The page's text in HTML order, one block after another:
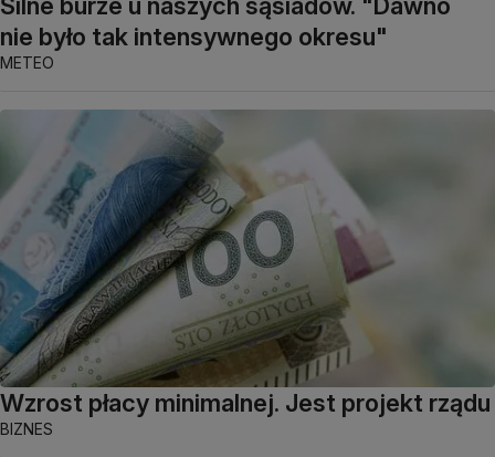
nie było tak intensywnego okresu"
METEO
Wzrost płacy minimalnej. Jest projekt rządu
BIZNES